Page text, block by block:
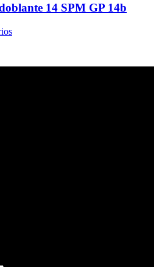
14 SPM GP 14b